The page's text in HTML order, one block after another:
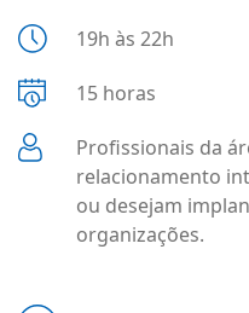
19h às 22h
15 horas
Profissionais da
relacionamento
ou desejam
organizações.